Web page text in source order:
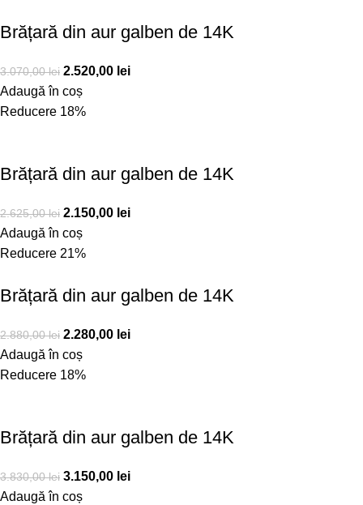
Brățară din aur galben de 14K
3.070,00lei 2.520,00 lei
Adaugă în coș
Reducere 18%
Brățară din aur galben de 14K
2.625,00lei 2.150,00 lei
Adaugă în coș
Reducere 21%
Brățară din aur galben de 14K
2.880,00lei 2.280,00 lei
Adaugă în coș
Reducere 18%
Brățară din aur galben de 14K
3.830,00lei 3.150,00 lei
Adaugă în coș